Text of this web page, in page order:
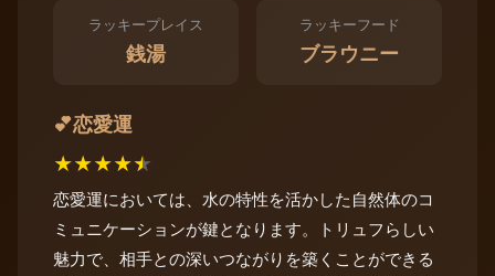
ラッキープレイス
銭湯
ラッキーフード
ブラウニー
💕恋愛運
★★★★★
恋愛運においては、水の特性を活かした自然体のコ
ミュニケーションが鍵となります。トリュフらしい
魅力で、相手との深いつながりを築くことができる